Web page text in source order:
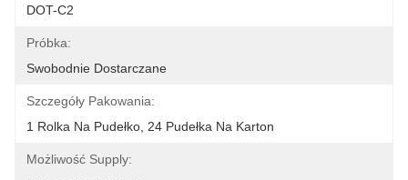
DOT-C2
Próbka:
Swobodnie Dostarczane
Szczegóły Pakowania:
1 Rolka Na Pudełko, 24 Pudełka Na Karton
Możliwość Supply: